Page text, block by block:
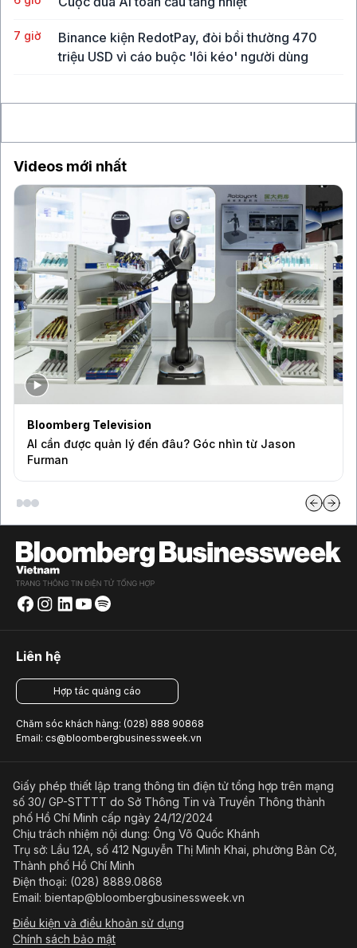
7 giờ
Binance kiện RedotPay, đòi bồi thường 470
triệu USD vì cáo buộc 'lôi kéo' người dùng
Videos mới nhất
Bloomberg Television
AI cần được quản lý đến đâu? Góc nhìn từ Jason
Furman
Liên hệ
Hợp tác quảng cáo
Chăm sóc khách hàng: (028) 888 90868
Email: cs@bloombergbusinessweek.vn
Giấy phép thiết lập trang thông tin điện tử tổng hợp trên mạng
số 30/ GP-STTTT do Sở Thông Tin và Truyền Thông thành
phố Hồ Chí Minh cấp ngày 24/12/2024
Chịu trách nhiệm nội dung: Ông Võ Quốc Khánh
Trụ sở: Lầu 12A, số 412 Nguyễn Thị Minh Khai, phường Bàn Cờ,
Thành phố Hồ Chí Minh
Điện thoại: (028) 8889.0868
Email: bientap@bloombergbusinessweek.vn
Điều kiện và điều khoản sử dụng
Chính sách bảo mật